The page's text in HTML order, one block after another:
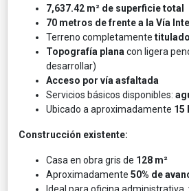
7,637.42 m² de superficie total
70 metros de frente a la Vía
Terreno completamente titulado
Topografía plana con ligera
desarrollar)
Acceso por vía asfaltada
Servicios básicos disponibles:
Ubicado a aproximadamente 15
Construcción existente:
Casa en obra gris de 128 m²
Aproximadamente 50% de